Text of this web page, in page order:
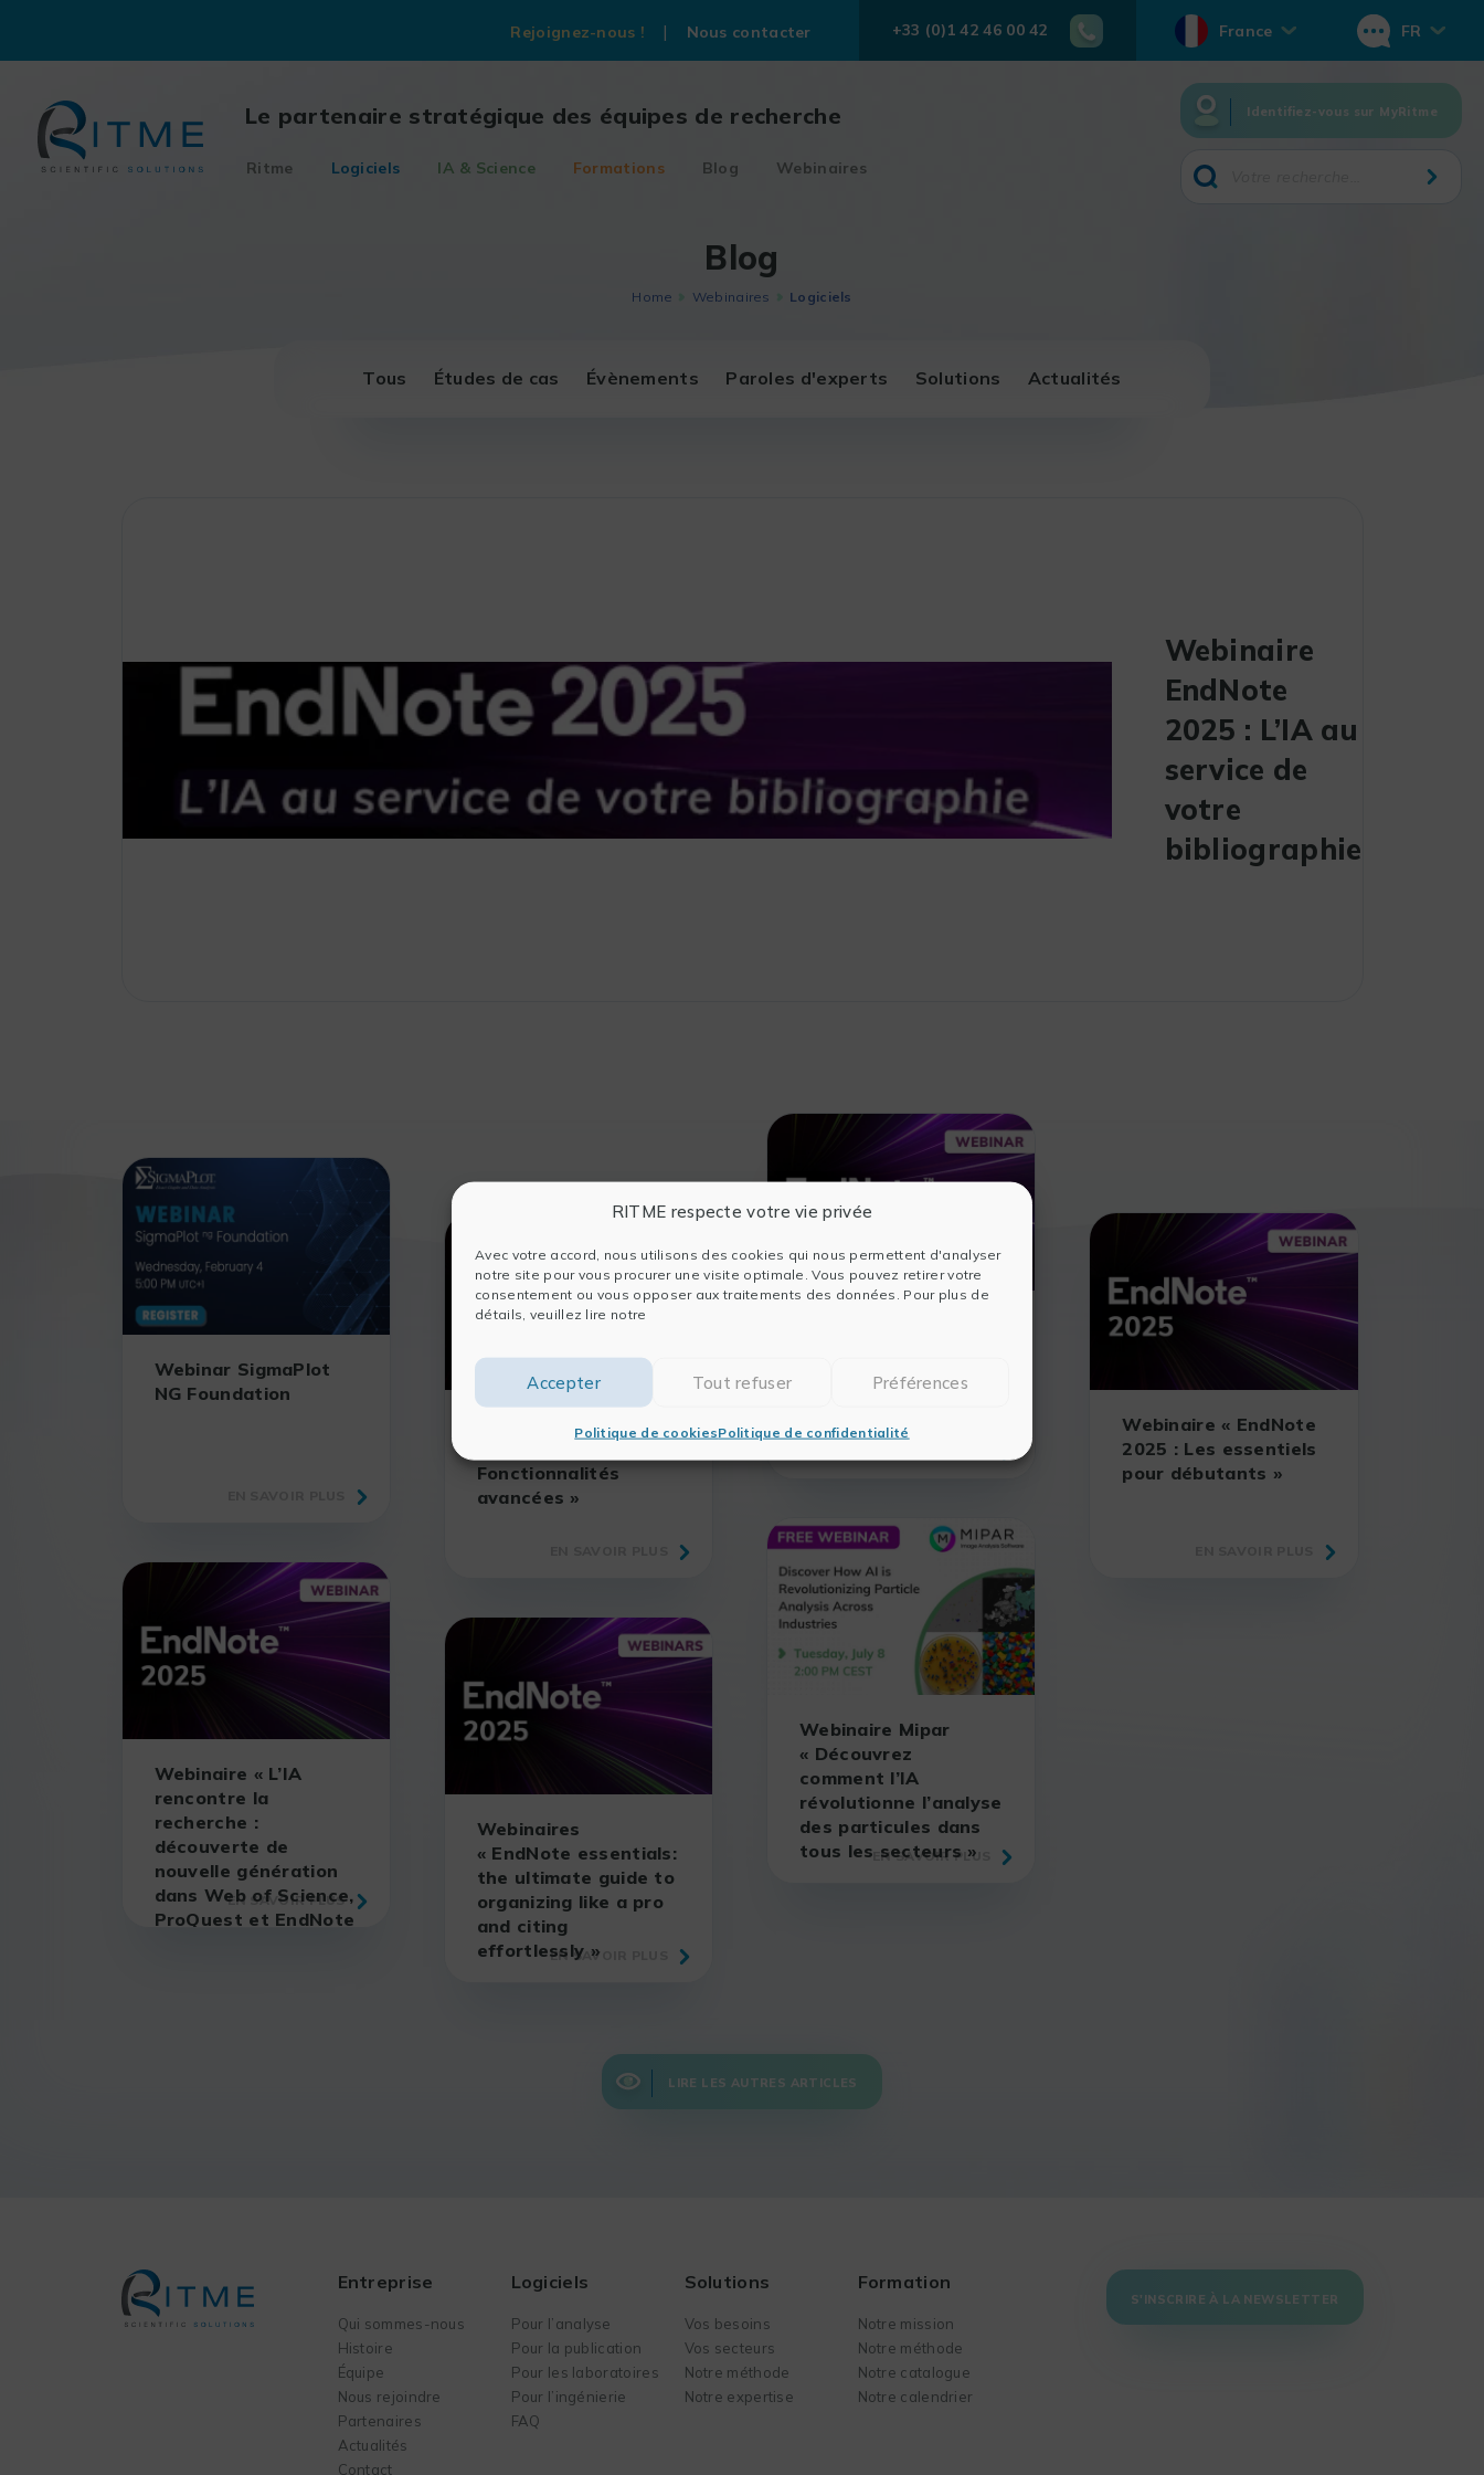
RITME respecte votre vie privée
Avec votre accord, nous utilisons des cookies qui nous permettent d'analyser
notre site pour vous procurer une visite optimale. Vous pouvez retirer votre
consentement ou vous opposer aux traitements des données. Pour plus de
détails, veuillez lire notre
Accepter Tout refuser Préférences
Politique de cookiesPolitique de confidentialité
content
Rejoignez-nous ! Nous contacter +33 (0)1 42 46 00 42 France FR
Le partenaire stratégique des équipes de recherche
Ritme Logiciels IA & Science Formations Blog Webinaires
Identifiez-vous sur MyRitme
Blog
Home Webinaires Logiciels
Tous Études de cas Évènements Paroles d'experts Solutions Actualités
Webinaire
EndNote
2025 : L’IA au
service de
votre
bibliographie
Webinar SigmaPlot
NG Foundation
Webinaire « EndNote
Fonctionnalités
avancées »
bibliographies avec
Write »
Webinaire « EndNote
2025 : Les essentiels
pour débutants »
Webinaire « L’IA
rencontre la
recherche :
découverte de
nouvelle génération
dans Web of Science,
ProQuest et EndNote
EN SAVOIR PLUS
Webinaires
« EndNote essentials:
the ultimate guide to
organizing like a pro
and citing
effortlessly »EN SAVOIR PLUS
Webinaire Mipar
« Découvrez
comment l’IA
révolutionne l’analyse
des particules dans
tous les secteurs »
EN SAVOIR PLUS
LIRE LES AUTRES ARTICLES
Entreprise
Qui sommes-nous
Histoire
Équipe
Nous rejoindre
Partenaires
Actualités
Contact
Logiciels
Pour l’analyse
Pour la publication
Pour les laboratoires
Pour l’ingénierie
FAQ
Solutions
Vos besoins
Vos secteurs
Notre méthode
Notre expertise
Formation
Notre mission
Notre méthode
Notre catalogue
Notre calendrier
S'INSCRIRE À LA NEWSLETTER